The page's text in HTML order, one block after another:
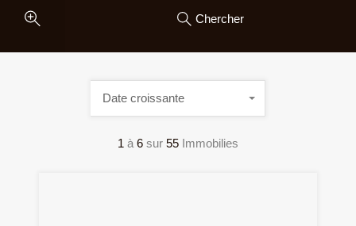
Chercher
1 à 6 sur 55 Immobilies
Date croissante